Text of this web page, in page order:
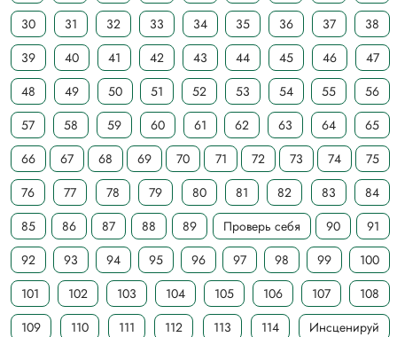
30
31 32 33 34 35 36 37
38
39
40 41 42 43 44 45 46
47
48
49 50 51 52 53 54 55
56
57
58 59 60 61 62 63 64
65
66
67 68 69 70 71 72 73 74
75
76
77 78 79 80 81 82 83
84
85
86 87 88 89 Проверь себя 90
91
92
93 94 95 96 97 98 99
100
101
102 103 104 105 106 107
108
109
110 111 112 113 114
Инсценируй